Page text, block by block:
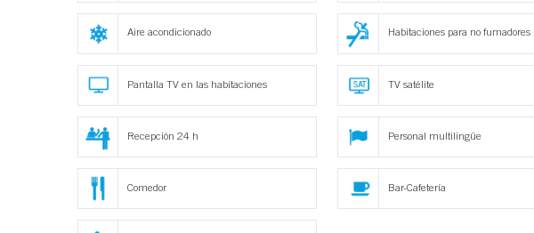
Aire acondicionado Habitaciones para no fumadores
Pantalla TV en las habitaciones TV satélite
Recepción 24 h Personal multilingüe
Comedor Bar-Cafetería